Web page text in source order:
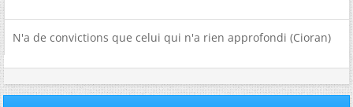
N'a de convictions que celui qui n'a rien approfondi (Cioran)